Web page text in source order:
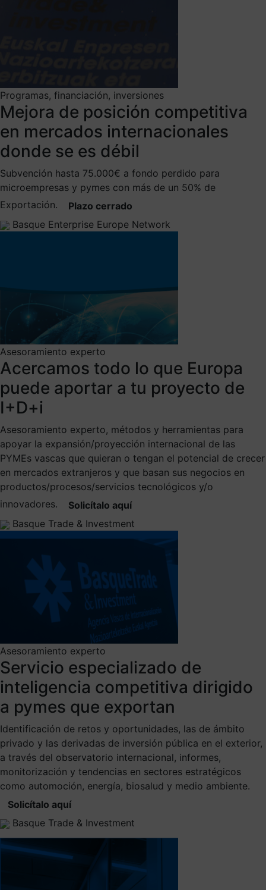
Programas, financiación, inversiones
Mejora de posición competitiva
en mercados internacionales
donde se es débil
Subvención hasta 75.000€ a fondo perdido para
microempresas y pymes con más de un 50% de
Exportación.
Plazo cerrado
Basque Enterprise Europe Network
Asesoramiento experto
Acercamos todo lo que Europa
puede aportar a tu proyecto de
I+D+i
Asesoramiento experto, métodos y herramientas para
apoyar la expansión/proyección internacional de las
PYMEs vascas que quieran o tengan el potencial de crecer
en mercados extranjeros y que basan sus negocios en
productos/procesos/servicios tecnológicos y/o
innovadores.
Solicítalo aquí
Basque Trade & Investment
Asesoramiento experto
Servicio especializado de
inteligencia competitiva dirigido
a pymes que exportan
Identificación de retos y oportunidades, las de ámbito
privado y las derivadas de inversión pública en el exterior,
a través del observatorio internacional, informes,
monitorización y tendencias en sectores estratégicos
como automoción, energía, biosalud y medio ambiente.
Solicítalo aquí
Basque Trade & Investment